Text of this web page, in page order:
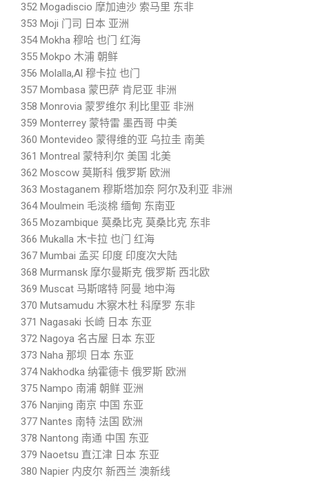
352 Mogadiscio 摩加迪沙 索马里 东非
353 Moji 门司 日本 亚洲
354 Mokha 穆哈 也门 红海
355 Mokpo 木浦 朝鲜
356 Molalla,Al 穆卡拉 也门
357 Mombasa 蒙巴萨 肯尼亚 非洲
358 Monrovia 蒙罗维尔 利比里亚 非洲
359 Monterrey 蒙特雷 墨西哥 中美
360 Montevideo 蒙得维的亚 乌拉圭 南美
361 Montreal 蒙特利尔 美国 北美
362 Moscow 莫斯科 俄罗斯 欧洲
363 Mostaganem 穆斯塔加奈 阿尔及利亚 非洲
364 Moulmein 毛淡棉 缅甸 东南亚
365 Mozambique 莫桑比克 莫桑比克 东非
366 Mukalla 木卡拉 也门 红海
367 Mumbai 孟买 印度 印度次大陆
368 Murmansk 摩尔曼斯克 俄罗斯 西北欧
369 Muscat 马斯喀特 阿曼 地中海
370 Mutsamudu 木察木杜 科摩罗 东非
371 Nagasaki 长崎 日本 东亚
372 Nagoya 名古屋 日本 东亚
373 Naha 那坝 日本 东亚
374 Nakhodka 纳霍德卡 俄罗斯 欧洲
375 Nampo 南浦 朝鲜 亚洲
376 Nanjing 南京 中国 东亚
377 Nantes 南特 法国 欧洲
378 Nantong 南通 中国 东亚
379 Naoetsu 直江津 日本 东亚
380 Napier 内皮尔 新西兰 澳新线